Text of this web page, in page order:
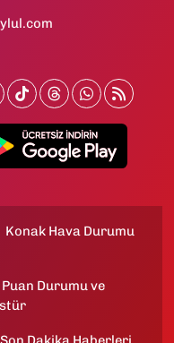
Konak Hava Durumu
Puan Durumu ve